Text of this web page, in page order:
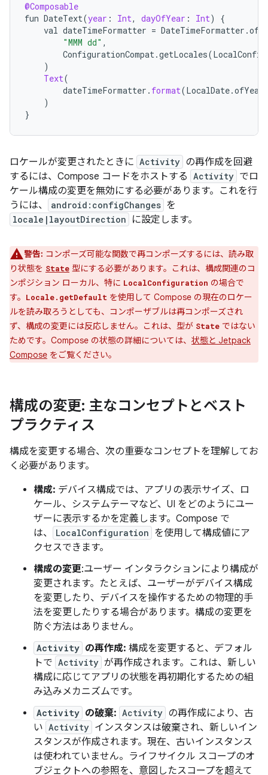
@Composable
fun DateText(year : Int, dayOfYear : Int)
{
val dateTimeFormatter = DateTimeFormatter .
"MMM dd" ,
ConfigurationCompat.getLocales(
)
Text(
dateTimeFormatter . format(LocalDate.
)
}
ロケールが変更されたときに Activity の再作成を回避
するには、Compose コードをホストする Activity でロ
ケール構成の変更を無効にする必要があります。これを行
うには、
android:configChanges を
locale|layoutDirection に設定します。
警告: コンポーズ可能な関数で再コンポーズするには、読み取
り状態を State 型にする必要があります。これは、構成関連のコ
ンポジション ローカル、特に LocalConfiguration の場合で
す。
Locale.getDefault を使用して Compose の現在のロケー
ルを読み取ろうとしても、コンポーザブルは再コンポーズされ
ず、構成の変更には反応しません。これは、型が State ではない
ためです。Compose の状態の詳細については、 状態と Jetpack
Compose をご覧ください。
構成の変更: 主なコンセプトとベスト
プラクティス
構成を変更する場合、次の重要なコンセプトを理解してお
く必要があります。
構成: デバイス構成では、アプリの表示サイズ、ロ
ケール、システムテーマなど、UI をどのようにユー
ザーに表示するかを定義します。Compose で
は、
LocalConfiguration を使用して構成値にア
クセスできます。
構成の変更:ユーザー インタラクションにより構成が
変更されます。たとえば、ユーザーがデバイス構成
を変更したり、デバイスを操作するための物理的手
法を変更したりする場合があります。構成の変更を
防ぐ方法はありません。
Activity の再作成: 構成を変更すると、デフォル
トで Activity が再作成されます。これは、新しい
構成に応じてアプリの状態を再初期化するための組
み込みメカニズムです。
Activity の破棄: Activity の再作成により、古
い Activity インスタンスは破棄され、新しいイン
スタンスが作成されます。現在、古いインスタンス
は使われていません。ライフサイクル スコープのオ
ブジェクトへの参照を、意図したスコープを超えて